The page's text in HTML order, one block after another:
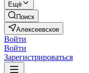
Ещё
Поиск
Алексеевское
Войти
Войти
Зарегистрироваться